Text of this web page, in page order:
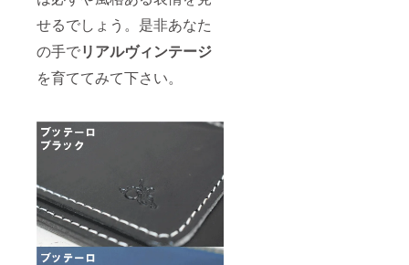
せるでしょう。是非あなた
の手でリアルヴィンテージ
を育ててみて下さい。